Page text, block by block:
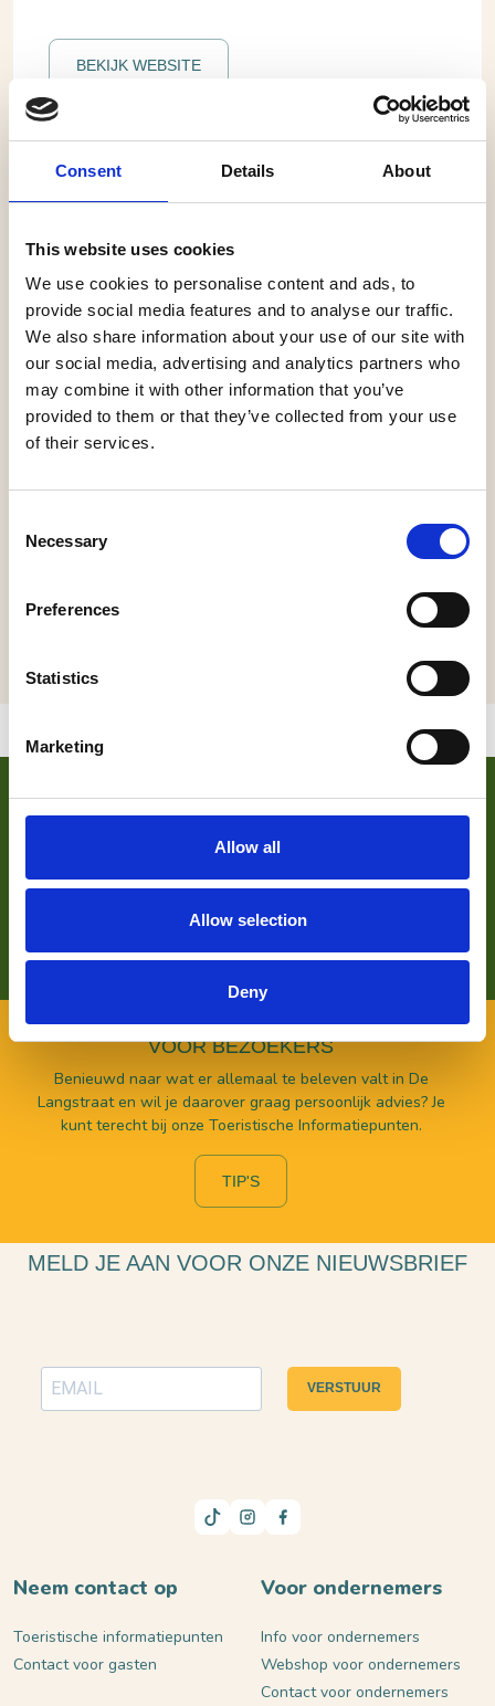
Consent Details About
This website uses cookies
We use cookies to personalise content and ads, to
provide social media features and to analyse our traffic.
We also share information about your use of our site with
our social media, advertising and analytics partners who
may combine it with other information that you’ve
provided to them or that they’ve collected from your use
of their services.
Selection
Necessary
Preferences
Statistics
Marketing
Allow all
Allow selection
Deny
Drunen, De voorste Venne
Jules Keeris
In zijn tweede cabaretprogramma onderzoekt Jules zijn
identiteit vol tegenstellingen. Hij is een dorpse jongen
in de stad en andersom. Super ambitieus en evengoed
verlangend naar eenvoud en rust. Een ‘voetbalhooligan’
in de culturele sector. Stellig én weifelend. En nu is hij
plots ook nog eens dertiger: niet jong meer, al hoort hij
te vallen, maar het is ook een ode aan zijn Brabantse
werkte hij samen met vriend en songwriter JW Roy.
BEKIJK WEBSITE
VOOR ONDERNEMERS
Zoek je meer informatie over het bedrijf achter Bezoek De
Langstraat? Klik op de button en kom alles te weten over
ons wat wij doen.
VOOR BEZOEKERS
Benieuwd naar wat er allemaal te beleven valt in De
Langstraat en wil je daarover graag persoonlijk advies? Je
kunt terecht bij onze Toeristische Informatiepunten.
TIP'S
MELD JE AAN VOOR ONZE NIEUWSBRIEF
VERSTUUR
Neem contact op
Toeristische informatiepunten
Contact voor gasten
Voor ondernemers
Info voor ondernemers
Webshop voor ondernemers
Contact voor ondernemers